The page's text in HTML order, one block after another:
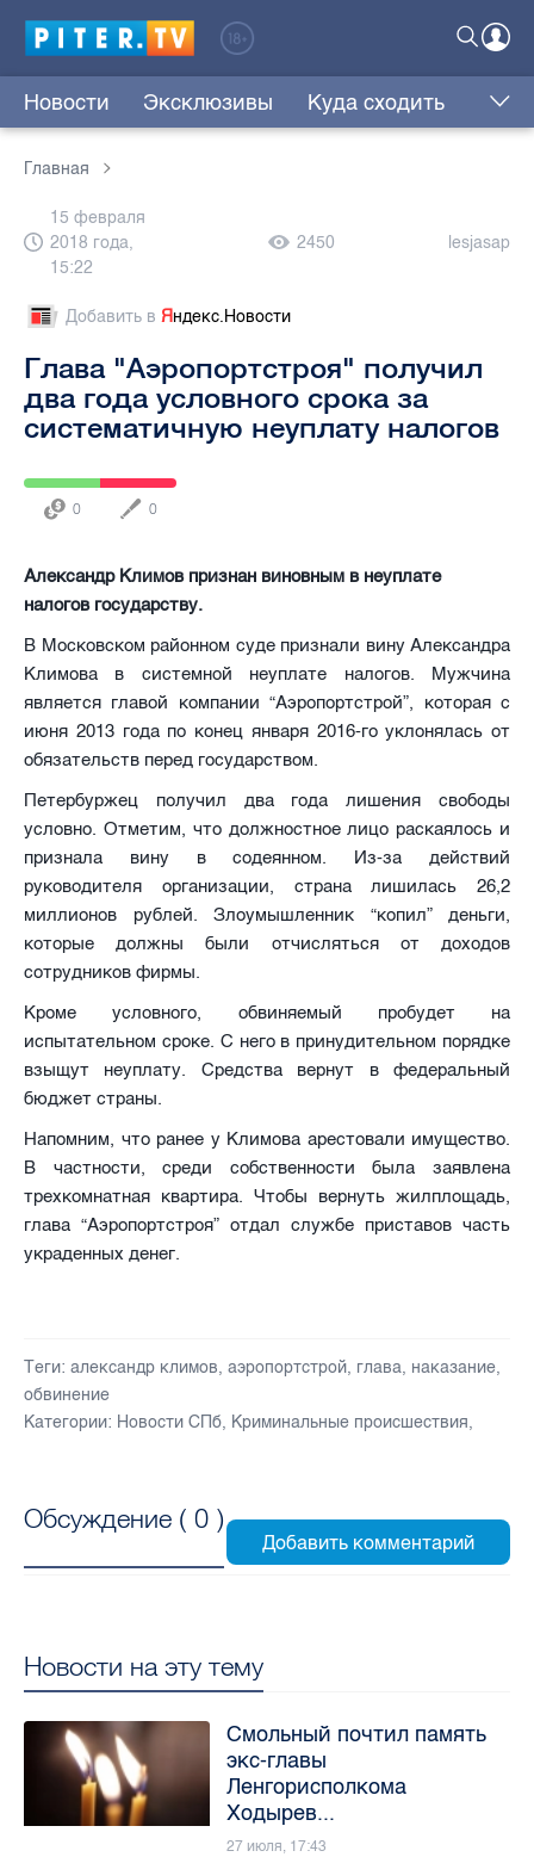
Новости Эксклюзивы Куда сходить
Главная
15 февраля
2018 года,
15:22
2450 lesjasap
Добавить в Яндекс.Новости
Глава "Аэропортстроя" получил
два года условного срока за
систематичную неуплату налогов
0 0
Александр Климов признан виновным в неуплате
налогов государству.
В Московском районном суде признали вину Александра
Климова в системной неуплате налогов. Мужчина
является главой компании “Аэропортстрой”, которая с
июня 2013 года по конец января 2016-го уклонялась от
обязательств перед государством.
Петербуржец получил два года лишения свободы
условно. Отметим, что должностное лицо раскаялось и
признала вину в содеянном. Из-за действий
руководителя организации, страна лишилась 26,2
миллионов рублей. Злоумышленник “копил” деньги,
которые должны были отчисляться от доходов
сотрудников фирмы.
Кроме условного, обвиняемый пробудет на
испытательном сроке. С него в принудительном порядке
взыщут неуплату. Средства вернут в федеральный
бюджет страны.
Напомним, что ранее у Климова арестовали имущество.
В частности, среди собственности была заявлена
трехкомнатная квартира. Чтобы вернуть жилплощадь,
глава “Аэропортстроя” отдал службе приставов часть
украденных денег.
Теги: александр климов, аэропортстрой, глава, наказание,
обвинение
Категории: Новости СПб, Криминальные происшествия,
Обсуждение ( 0 )
Новости на эту тему
Смольный почтил память
экс-главы
Ленгорисполкома
Ходырев...
27 июля, 17:43